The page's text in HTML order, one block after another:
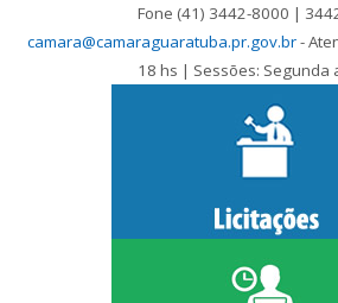
Fone (41) 3442-8000 |
camara@camaraguaratuba.pr.gov.br-
18 hs | Sessões: Segunda